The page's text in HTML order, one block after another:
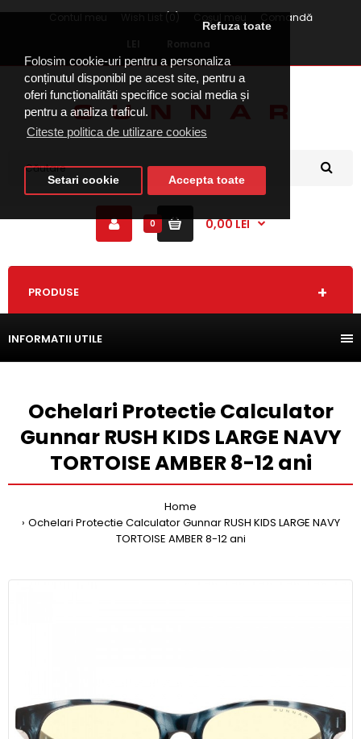
Folosim cookie-uri pentru a personaliza
conținutul disponibil pe acest site, pentru a
oferi funcționalităti specifice social media și
pentru a analiza traficul.
Citeste politica de utilizare cookies
Refuza toate
Setari cookie Accepta toate
Comandă
0 0,00 LEI
PRODUSE
INFORMATII UTILE
Ochelari Protectie Calculator
Gunnar RUSH KIDS LARGE NAVY
TORTOISE AMBER 8-12 ani
Home
Ochelari Protectie Calculator Gunnar RUSH KIDS LARGE NAVY
TORTOISE AMBER 8-12 ani